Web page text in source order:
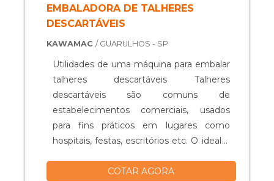
EMBALADORA DE TALHERES
DESCARTÁVEIS
KAWAMAC / GUARULHOS - SP
Utilidades de uma máquina para embalar
talheres descartáveis Talheres
descartáveis são comuns de
estabelecimentos comerciais, usados
para fins práticos em lugares como
hospitais, festas, escritórios etc. O ideal é
embalagens individuais, feitas por uma
COTAR AGORA